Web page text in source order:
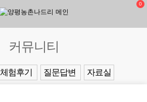
0
커뮤니티
체험후기 질문답변 자료실